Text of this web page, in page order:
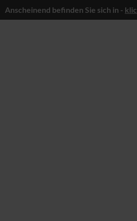
Anscheinend befinden Sie sich in -